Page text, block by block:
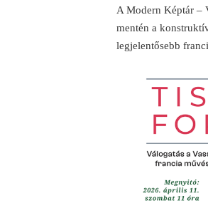
A Modern Képtár –
mentén a
legjelentősebb